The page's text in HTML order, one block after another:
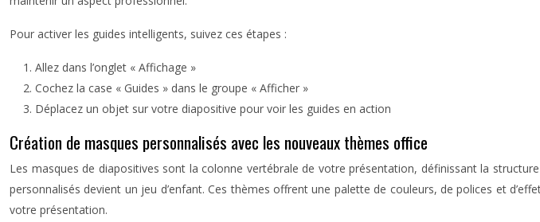
Pour activer les guides intelligents, suivez ces étapes :
Allez dans l’onglet « Affichage »
Cochez la case « Guides » dans le groupe « Afficher »
Déplacez un objet sur votre diapositive pour voir les guides en action
Création de masques personnalisés avec les nouveaux thèmes office
Les masques de diapositives sont la colonne vertébrale de votre présentation, définissant la
personnalisés devient un jeu d’enfant. Ces thèmes offrent une palette de couleurs, de polices et
votre présentation.